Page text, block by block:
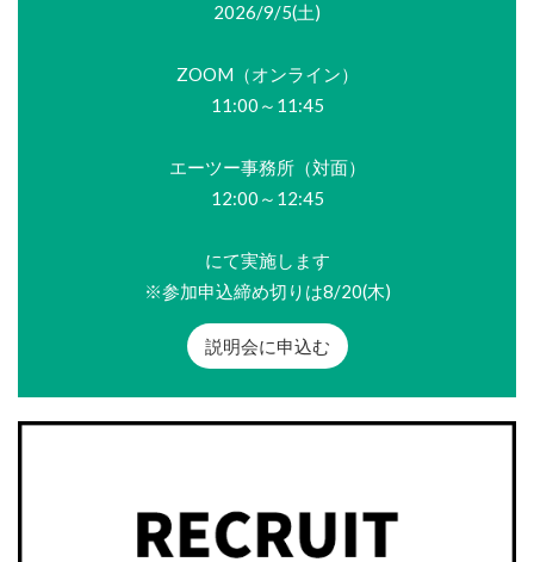
2026/9/5(土)
ZOOM（オンライン）
11:00～11:45
エーツー事務所（対面）
12:00～12:45
にて実施します
※参加申込締め切りは8/20(木)
説明会に申込む